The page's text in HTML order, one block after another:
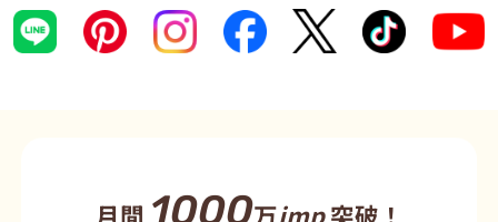
月間 1000万imp突破！